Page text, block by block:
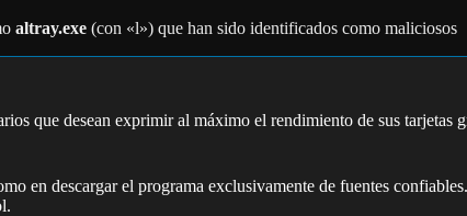
altray.exe (con «l») que han sido identificados como maliciosos
que desean exprimir al máximo el rendimiento de sus tarjetas
en descargar el programa exclusivamente de fuentes